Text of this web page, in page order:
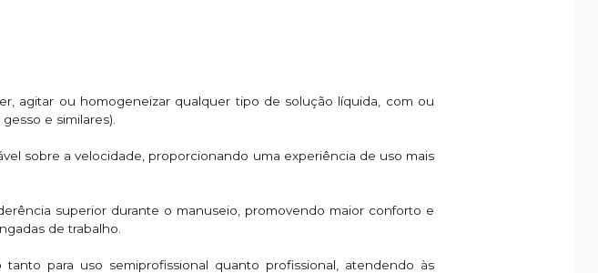
agitar ou homogeneizar qualquer tipo de solução líquida, com ou
e similares).
sobre a velocidade, proporcionando uma experiência de uso mais
superior durante o manuseio, promovendo maior conforto e
de trabalho.
para uso semiprofissional quanto profissional, atendendo às